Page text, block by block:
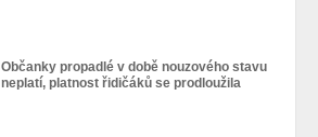
Občanky propadlé v době nouzového stavu
neplatí, platnost řidičáků se prodloužila